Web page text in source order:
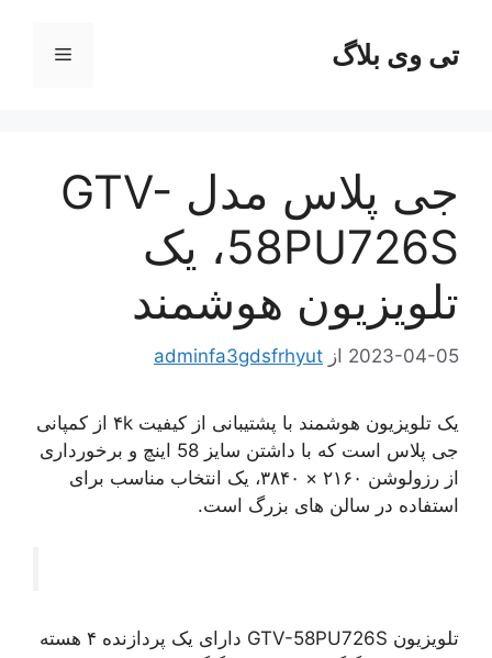
محتواتی وی بلاگ فهرست
جی پلاس مدل GTV-
58PU726S، یک
تلویزیون هوشمند
2023-04-05 از adminfa3gdsfrhyut
یک تلویزیون هوشمند با پشتیبانی از کیفیت ۴k از کمپانی
جی پلاس است که با داشتن سایز 58 اینچ و برخورداری
از رزولوشن ۲۱۶۰ × ۳۸۴۰، یک انتخاب مناسب برای
استفاده در سالن های بزرگ است.
تلویزیون GTV-58PU726S دارای یک پردازنده ۴ هسته